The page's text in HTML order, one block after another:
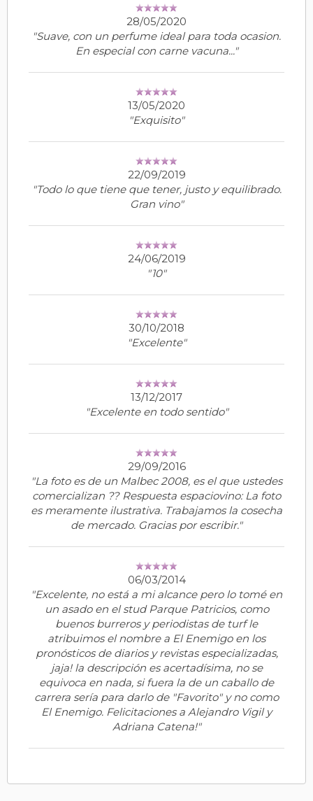
28/05/2020
"Suave, con un perfume ideal para toda ocasion.
En especial con carne vacuna..."
13/05/2020
"Exquisito"
22/09/2019
"Todo lo que tiene que tener, justo y equilibrado.
Gran vino"
24/06/2019
"10"
30/10/2018
"Excelente"
13/12/2017
"Excelente en todo sentido"
29/09/2016
"La foto es de un Malbec 2008, es el que ustedes
comercializan ?? Respuesta espaciovino: La foto
es meramente ilustrativa. Trabajamos la cosecha
de mercado. Gracias por escribir."
06/03/2014
"Excelente, no está a mi alcance pero lo tomé en
un asado en el stud Parque Patricios, como
buenos burreros y periodistas de turf le
atribuimos el nombre a El Enemigo en los
pronósticos de diarios y revistas especializadas,
jaja! la descripción es acertadísima, no se
equivoca en nada, si fuera la de un caballo de
carrera sería para darlo de "Favorito" y no como
El Enemigo. Felicitaciones a Alejandro Vigil y
Adriana Catena!"